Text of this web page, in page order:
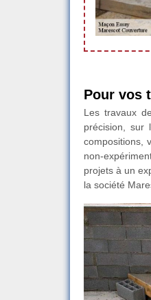
Pour vos
Les travaux
précision, sur
compositions,
non-
projets à un
la société